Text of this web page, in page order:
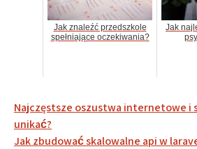
Jak znaleźć przedszkole
spełniające oczekiwania?
Jak
Nawigacja
wpisu
Najczęstsze oszustwa internetowe i
unikać?
Jak zbudować skalowalne api w